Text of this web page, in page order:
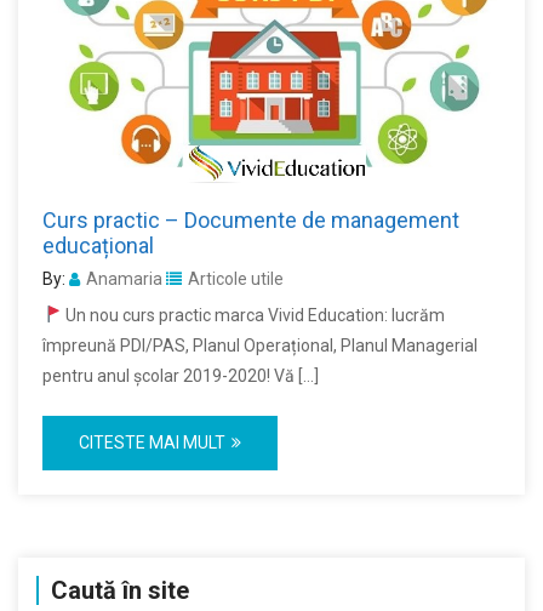
Curs practic – Documente de management
educațional
By: Anamaria
Articole utile
Un nou curs practic marca Vivid Education: lucrăm
împreună PDI/PAS, Planul Operațional, Planul Managerial
pentru anul școlar 2019-2020! Vă […]
CITESTE MAI MULT
Caută în site